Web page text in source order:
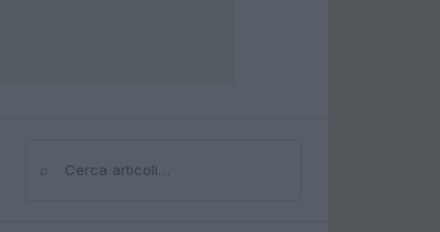
⌕Cerca